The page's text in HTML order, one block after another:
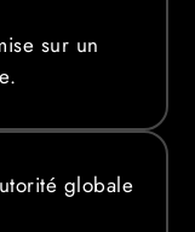
sur un
globale